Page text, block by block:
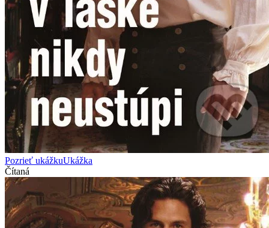
Pozrieť ukážkuUkážka
Čítaná